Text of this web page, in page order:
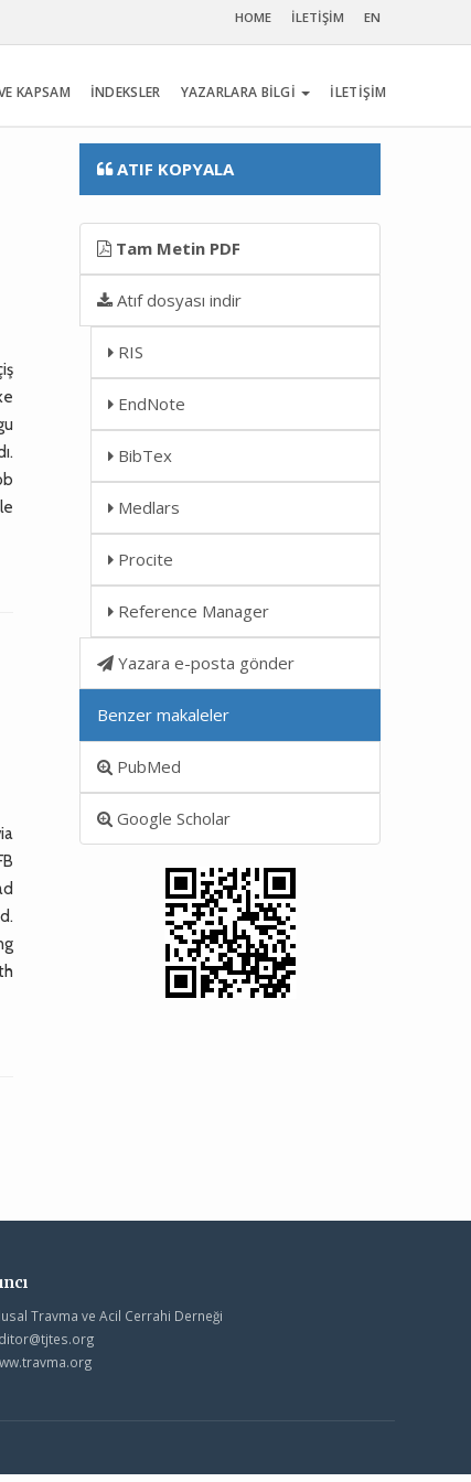
HOME İLETİŞİM EN
KAPSAM İNDEKSLER YAZARLARA BİLGİ İLETİŞİM
ATIF KOPYALA
Tam Metin PDF
Atıf dosyası indir
RIS
EndNote
BibTex
Medlars
Procite
Reference Manager
Yazara e-posta gönder
Benzer makaleler
PubMed
Google Scholar
Travma ve Acil Cerrahi Derneği